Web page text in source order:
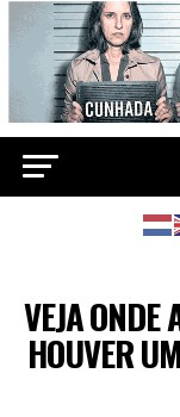
VEJA ONDE
HOUVER